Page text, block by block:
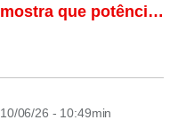
mostra que potência
10/06/26 - 10:49min